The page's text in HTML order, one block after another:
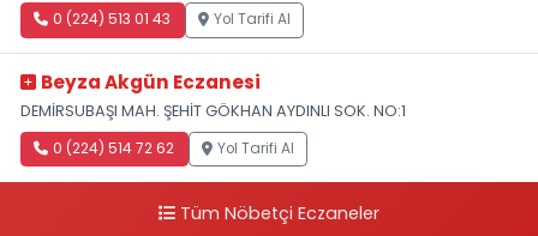
0 (224) 513 01 43 Yol Tarifi Al
Beyza Akgün Eczanesi
DEMİRSUBAŞI MAH. ŞEHİT GÖKHAN AYDINLI SOK. NO:1
0 (224) 514 72 62 Yol Tarifi Al
Tüm Nöbetçi Eczaneler